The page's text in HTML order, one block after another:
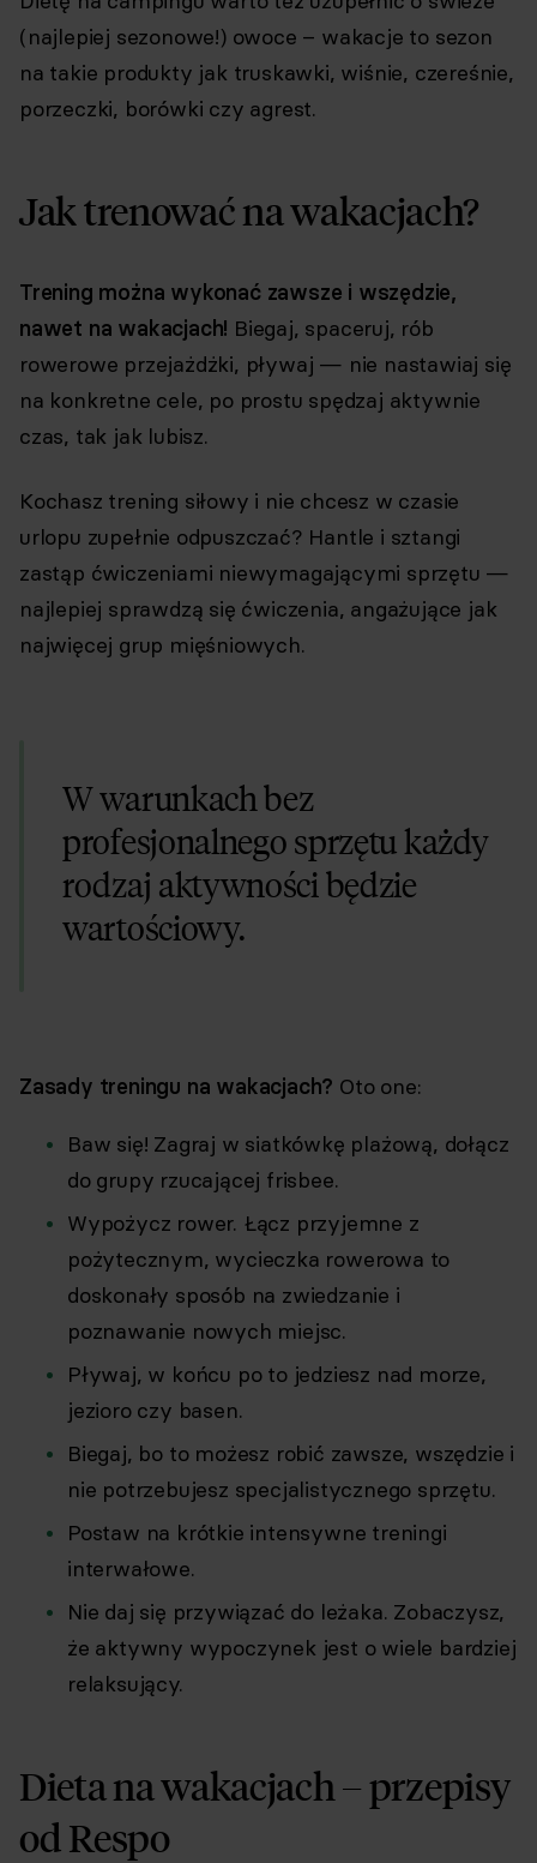
(najlepiej sezonowe!) owoce – wakacje to sezon
na takie produkty jak truskawki, wiśnie, czereśnie,
porzeczki, borówki czy agrest.
Jak trenować na wakacjach?
Trening można wykonać zawsze i wszędzie,
nawet na wakacjach! Biegaj, spaceruj, rób
rowerowe przejażdżki, pływaj — nie nastawiaj się
na konkretne cele, po prostu spędzaj aktywnie
czas, tak jak lubisz.
Kochasz trening siłowy i nie chcesz w czasie
urlopu zupełnie odpuszczać? Hantle i sztangi
zastąp ćwiczeniami niewymagającymi sprzętu —
najlepiej sprawdzą się ćwiczenia, angażujące jak
najwięcej grup mięśniowych.
W warunkach bez
profesjonalnego sprzętu każdy
rodzaj aktywności będzie
wartościowy.
Zasady treningu na wakacjach? Oto one:
Baw się! Zagraj w siatkówkę plażową, dołącz
do grupy rzucającej frisbee.
Wypożycz rower. Łącz przyjemne z
pożytecznym, wycieczka rowerowa to
doskonały sposób na zwiedzanie i
poznawanie nowych miejsc.
Pływaj, w końcu po to jedziesz nad morze,
jezioro czy basen.
Biegaj, bo to możesz robić zawsze, wszędzie i
nie potrzebujesz specjalistycznego sprzętu.
Postaw na krótkie intensywne treningi
interwałowe.
Nie daj się przywiązać do leżaka. Zobaczysz,
że aktywny wypoczynek jest o wiele bardziej
relaksujący.
Dieta na wakacjach – przepisy
od Respo